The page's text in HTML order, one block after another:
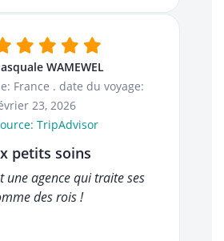
WAMEWEL
France . date du voyage:
23, 2026
TripAdvisor
petits soins
une agence qui traite ses
des rois !